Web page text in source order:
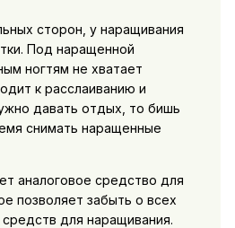
сторон, у наращивания
Под наращенной
ногтям не хватает
к расслаиванию и
давать отдых, то бишь
снимать наращенные
аналоговое средство для
позволяет забыть о всех
для наращивания.